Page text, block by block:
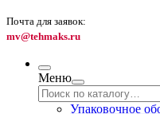
Почта для заявок:
mv@tehmaks.ru
Меню
Упаковочное